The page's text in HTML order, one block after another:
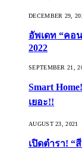
DECEMBER 29,
อัพเดท “คอ
2022
SEPTEMBER 21,
Smart
เยอะ!!
AUGUST 23, 2021
เปิดตำรา! “